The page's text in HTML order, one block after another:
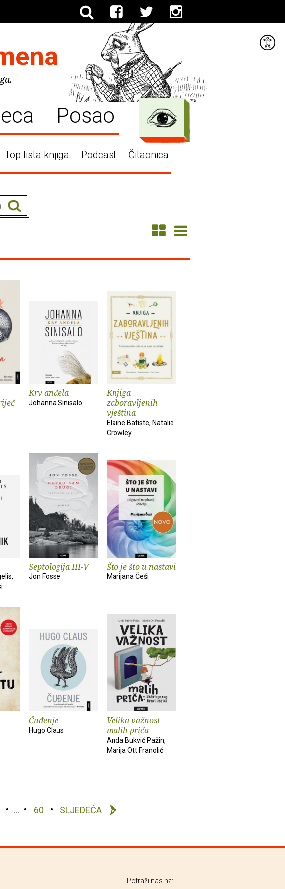
Posao
Top lista knjiga Podcast Čitaonica
Krv anđela
Johanna Sinisalo
Knjiga
zaboravljenih
vještina
Elaine Batiste, Natalie
Crowley
Septologija III-V
Jon Fosse
Što je što u nastavi
Marijana Češi
Čuđenje
Hugo Claus
Velika važnost
malih priča
Anda Bukvić Pažin,
Marija Ott Franolić
… 60 SLJEDEĆA
Potraži nas na: